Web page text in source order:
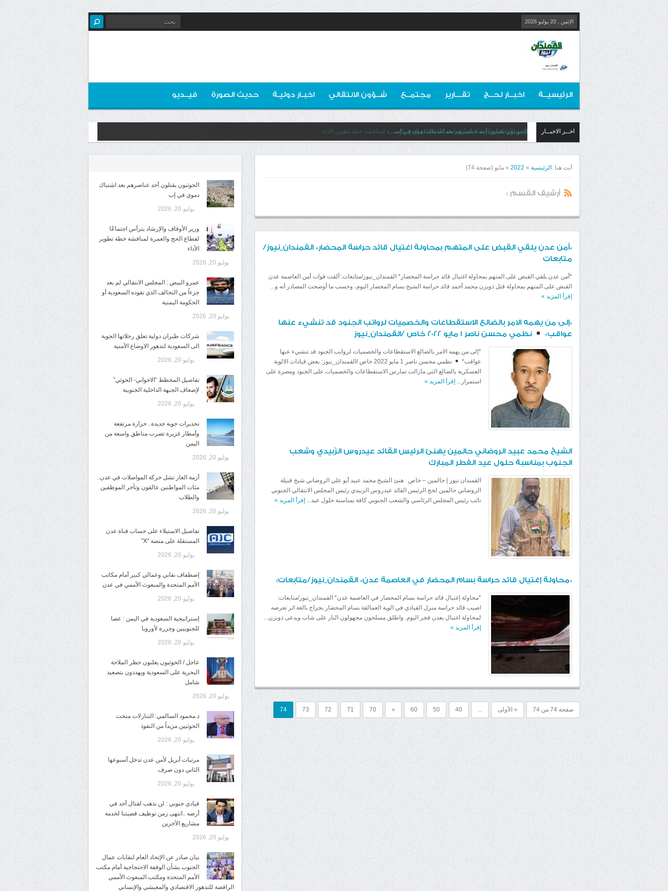
الإثنين , 20 يوليو 2026
الرئيسيــة اخبــار لحــج تقـــارير مجتمــع شــؤون الانتقالي اخبـار دوليـة حديث الصورة فيــديو
اخــر الاخبــار الحوثيون يقتلون أحد عناصرهم بعد اشتباك دموي في إب
وزير الأوقاف والإرشاد يترأس اجتماعًا لقطاع الحج والعمرة لمناقشة خطة تطوير الأداء
أنت هنا : الرئيسية »
2022
» مايو (صفحة 74)
أرشيف القسم :
*أمن عدن يلقي القبض على المتهم بمحاولة اغتيال قائد حراسة المحضار* القمندان_نيوز/
متابعات
*أمن عدن يلقي القبض على المتهم بمحاولة اغتيال قائد حراسة المحضار* القمندان_نيوز/متابعات: ألقت قوات أمن العاصمة عدن
القبض على المتهم بمحاولة قتل ذويزن محمد أحمد قائد حراسة الشيخ بسام المحضار اليوم، وحسب ما أوضحت المصادر أنه و...
إقرأ المزيد »
*إلى من يهمه الامر بالضالع الاستقطاعات والخصميات لرواتب الجنود قد تنشيء عنها
عواقب*
نظمي محسن ناصر 1 مايو 2022 خاص /القمندان_نيوز
*إلى من يهمه الامر بالضالع الاستقطاعات والخصميات لرواتب الجنود قد تنشيء عنها
عواقب*
نظمي محسن ناصر 1 مايو 2022 خاص /القمندان_نيوز: بعض قيادات الالوية
العسكرية بالضالع التي مازالت تمارس الاستقطاعات والخصميات على الجنود ومصرة على
استمرار... إقرأ المزيد »
الشيخ محمد عبيد الروضاني حالمين يهنئ الرئيس القائد عيدروس الزُبيدي وشعب
الجنوب بمناسبة حلول عيد الفطر المبارك
القمندان نيوز | حالمين – خاص هنئ الشيخ محمد عبيد أبو علي الروضاني شيخ قبيلة
الروضاني حالمين لحج الرئيس القائد عيدروس الزبيدي رئيس المجلس الانتقالي الجنوبي
نائب رئيس المجلس الرئاسي والشعب الجنوبي كافة بمناسبة حلول عيد... إقرأ المزيد »
*محاولة إغتيال قائد حراسة بسام المحضار في العاصمة عدن* القمندان_نيوز/متابعات:
*محاولة إغتيال قائد حراسة بسام المحضار في العاصمة عدن* القمندان_نيوز/متابعات:
اصيب قائد حراسة منزل القيادي في الوية العمالقة بسام المحضار بجراح بالغة اثر تعرضه
لمحاولة اغتيال بعدن فجر اليوم. واطلق مسلحون مجهولون النار على شاب ويدعى ذويزن...
إقرأ المزيد »
صفحة 74 من 74 « الأولى ...
40
50
60
«
70
71
72
73
74
الحوثيون يقتلون أحد عناصرهم بعد اشتباك
دموي في إب
يوليو 20, 2026
وزير الأوقاف والإرشاد يترأس اجتماعًا
لقطاع الحج والعمرة لمناقشة خطة تطوير
الأداء
يوليو 20, 2026
عمرو البيض : المجلس الانتقالي لم يعد
جزءاً من التحالف الذي تقوده السعودية أو
الحكومة اليمنية
يوليو 20, 2026
شركات طيران دولية تعلق رحلاتها الجوية
الى السعودية لتدهور الاوضاع الأمنية
يوليو 20, 2026
تفاصيل المخطط “الاخواني- الحوثي”
لإضعاف الجبهة الداخلية الجنوبية
يوليو 20, 2026
تحذيرات جوية جديدة.. حرارة مرتفعة
وأمطار غزيرة تضرب مناطق واسعة من
اليمن
يوليو 20, 2026
أزمة الغاز تشل حركة المواصلات في عدن..
مئات المواطنين عالقون وتأخر الموظفين
والطلاب
يوليو 20, 2026
تفاصيل الاستيلاء على حساب قناة عدن
المستقلة على منصة “X”
يوليو 20, 2026
إصطفاف نقابي وعمالي كبير أمام مكاتب
الأمم المتحدة والمبعوث الأممي في عدن
يوليو 20, 2026
إستراتيجية السعودية في اليمن : عصا
للجنوبيين وجزرة لأوروبا
يوليو 20, 2026
عاجل / الحوثيون يعلنون حظر الملاحة
البحرية على السعودية ويهددون بتصعيد
شامل
يوليو 20, 2026
د.محمود السالمي: التنازلات منحت
الحوثيين مزيداً من النفوذ
يوليو 20, 2026
مرتبات أبريل لأمن عدن تدخل أسبوعها
الثاني دون صرف
يوليو 20, 2026
قيادي جنوبي : لن نذهب لقتال أحد في
أرضه ..انتهى زمن توظيف قضيتنا لخدمة
مشاريع الآخرين
يوليو 20, 2026
بيان صادر عن الإتحاد العام لنقابات عمال
الجنوب بشأن الوقفة الاحتجاجية أمام مكتب
الأمم المتحدة ومكتب المبعوث الأممي
الرافضة للتدهور الاقتصادي والمعيشي والإنساني